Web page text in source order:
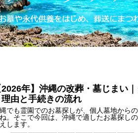
年】沖縄の改葬・墓じまい
由と手続きの流れ
でも霊園でのお墓探しが、個人墓地から
。そこで今回は、沖縄で適したお墓探し
します。